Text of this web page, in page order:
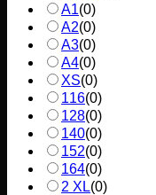
A1(0)
A2(0)
A3(0)
A4(0)
XS(0)
116(0)
128(0)
140(0)
152(0)
164(0)
2 XL(0)